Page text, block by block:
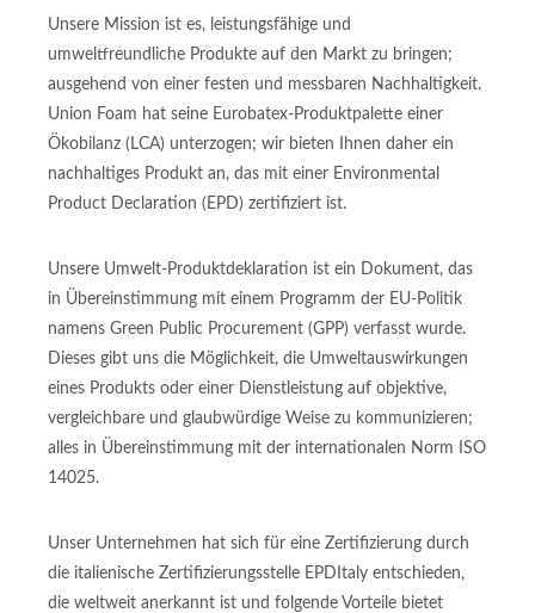
Unsere Mission ist es, leistungsfähige und
umweltfreundliche Produkte auf den Markt zu bringen;
ausgehend von einer festen und messbaren Nachhaltigkeit.
Union Foam hat seine Eurobatex-Produktpalette einer
Ökobilanz (LCA) unterzogen; wir bieten Ihnen daher ein
nachhaltiges Produkt an, das mit einer Environmental
Product Declaration (EPD) zertifiziert ist.
Unsere Umwelt-Produktdeklaration ist ein Dokument, das
in Übereinstimmung mit einem Programm der EU-Politik
namens Green Public Procurement (GPP) verfasst wurde.
Dieses gibt uns die Möglichkeit, die Umweltauswirkungen
eines Produkts oder einer Dienstleistung auf objektive,
vergleichbare und glaubwürdige Weise zu kommunizieren;
alles in Übereinstimmung mit der internationalen Norm ISO
14025.
Unser Unternehmen hat sich für eine Zertifizierung durch
die italienische Zertifizierungsstelle EPDItaly entschieden,
die weltweit anerkannt ist und folgende Vorteile bietet